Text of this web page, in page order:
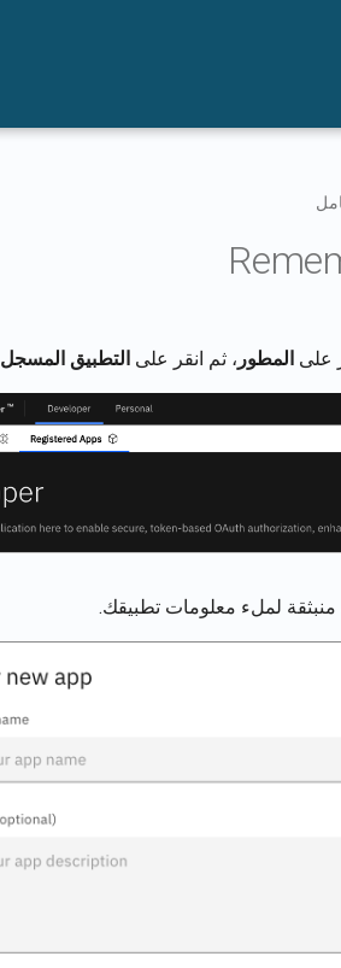
على المطور ، ثم انقر على التطبيق المسجل
لملء معلومات تطبيقك.